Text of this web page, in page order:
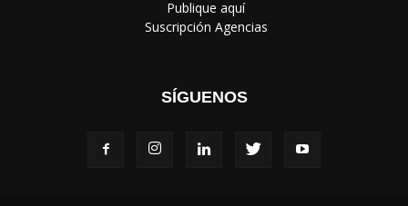
‎ Publique aquí
‎ Suscripción Agencias
SÍGUENOS